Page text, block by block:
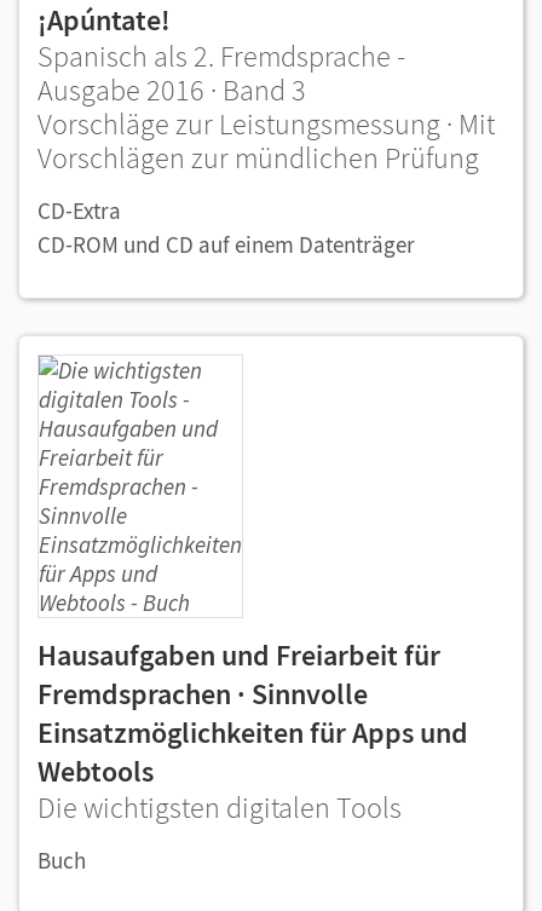
¡Apúntate!
Spanisch als 2. Fremdsprache -
Ausgabe 2016 · Band 3
Vorschläge zur Leistungsmessung · Mit
Vorschlägen zur mündlichen Prüfung
CD-Extra
CD-ROM und CD auf einem Datenträger
Hausaufgaben und Freiarbeit für
Fremdsprachen · Sinnvolle
Einsatzmöglichkeiten für Apps und
Webtools
Die wichtigsten digitalen Tools
Buch